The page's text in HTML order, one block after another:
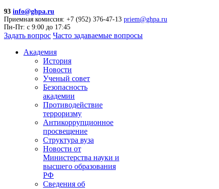
93 info@ghpa.ru
Приемная комиссия: +7 (952) 376-47-13 priem@ghpa.ru
Пн-Пт: с 9:00 до 17:45
Задать вопрос Часто задаваемые вопросы
Академия
История
Новости
Ученый совет
Безопасность
академии
Противодействие
терроризму
Антикоррупционное
просвещение
Структура вуза
Новости от
Министерства науки и
высшего образования
РФ
Сведения об